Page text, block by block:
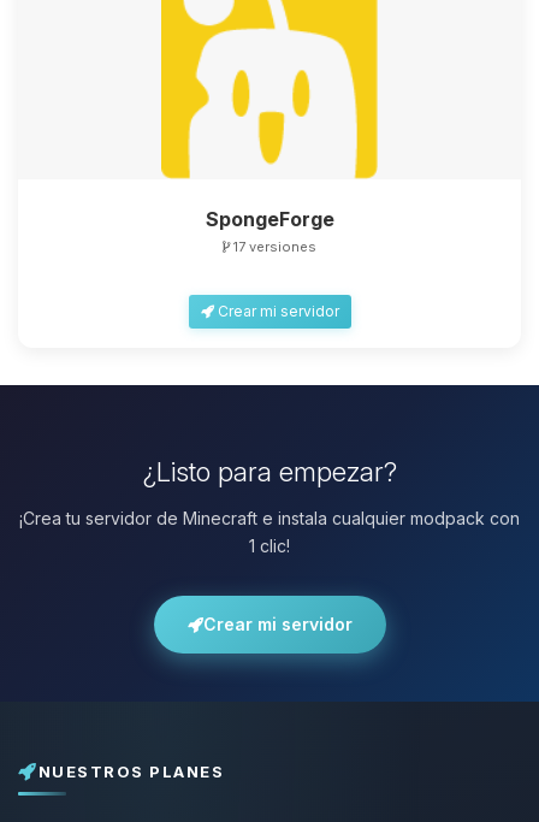
SpongeForge
17 versiones
Crear mi servidor
¿Listo para empezar?
¡Crea tu servidor de Minecraft e instala cualquier modpack con
1 clic!
Crear mi servidor
NUESTROS PLANES